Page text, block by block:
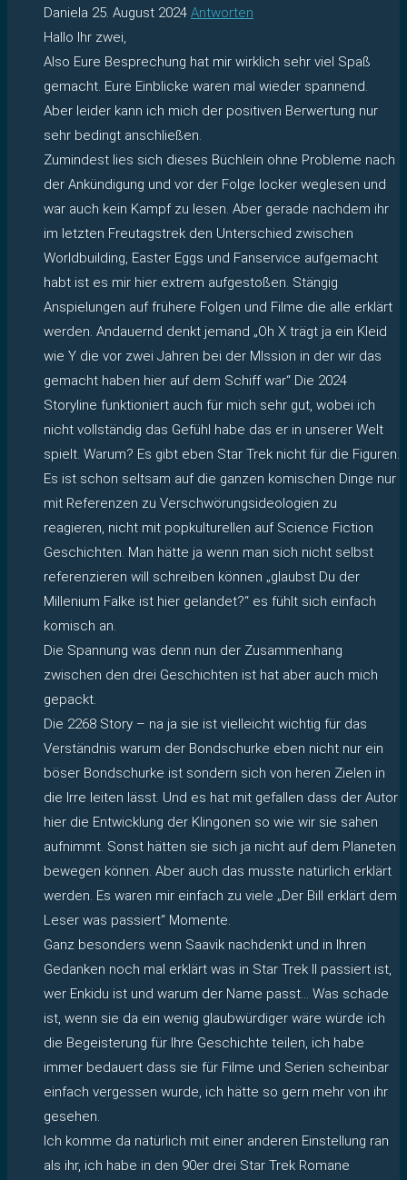
Daniela 25. August 2024 Antworten
Hallo Ihr zwei,
Also Eure Besprechung hat mir wirklich sehr viel Spaß
gemacht. Eure Einblicke waren mal wieder spannend.
Aber leider kann ich mich der positiven Berwertung nur
sehr bedingt anschließen.
Zumindest lies sich dieses Büchlein ohne Probleme nach
der Ankündigung und vor der Folge locker weglesen und
war auch kein Kampf zu lesen. Aber gerade nachdem ihr
im letzten Freutagstrek den Unterschied zwischen
Worldbuilding, Easter Eggs und Fanservice aufgemacht
habt ist es mir hier extrem aufgestoßen. Stängig
Anspielungen auf frühere Folgen und Filme die alle erklärt
werden. Andauernd denkt jemand „Oh X trägt ja ein Kleid
wie Y die vor zwei Jahren bei der MIssion in der wir das
gemacht haben hier auf dem Schiff war“ Die 2024
Storyline funktioniert auch für mich sehr gut, wobei ich
nicht vollständig das Gefühl habe das er in unserer Welt
spielt. Warum? Es gibt eben Star Trek nicht für die Figuren.
Es ist schon seltsam auf die ganzen komischen Dinge nur
mit Referenzen zu Verschwörungsideologien zu
reagieren, nicht mit popkulturellen auf Science Fiction
Geschichten. Man hätte ja wenn man sich nicht selbst
referenzieren will schreiben können „glaubst Du der
Millenium Falke ist hier gelandet?“ es fühlt sich einfach
komisch an.
Die Spannung was denn nun der Zusammenhang
zwischen den drei Geschichten ist hat aber auch mich
gepackt.
Die 2268 Story – na ja sie ist vielleicht wichtig für das
Verständnis warum der Bondschurke eben nicht nur ein
böser Bondschurke ist sondern sich von heren Zielen in
die Irre leiten lässt. Und es hat mit gefallen dass der Autor
hier die Entwicklung der Klingonen so wie wir sie sahen
aufnimmt. Sonst hätten sie sich ja nicht auf dem Planeten
bewegen können. Aber auch das musste natürlich erklärt
werden. Es waren mir einfach zu viele „Der Bill erklärt dem
Leser was passiert“ Momente.
Ganz besonders wenn Saavik nachdenkt und in Ihren
Gedanken noch mal erklärt was in Star Trek II passiert ist,
wer Enkidu ist und warum der Name passt… Was schade
ist, wenn sie da ein wenig glaubwürdiger wäre würde ich
die Begeisterung für Ihre Geschichte teilen, ich habe
immer bedauert dass sie für Filme und Serien scheinbar
einfach vergessen wurde, ich hätte so gern mehr von ihr
gesehen.
Ich komme da natürlich mit einer anderen Einstellung ran
als ihr, ich habe in den 90er drei Star Trek Romane